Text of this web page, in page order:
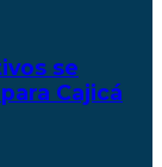
se
Cajicá